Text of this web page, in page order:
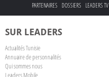
PARTENAIRES DOSSIERS LEADERS TV
SUR LEADERS
Actualités Tunisie
Annuaire de personnalités
Qui sommes nous
Leaders Mobile